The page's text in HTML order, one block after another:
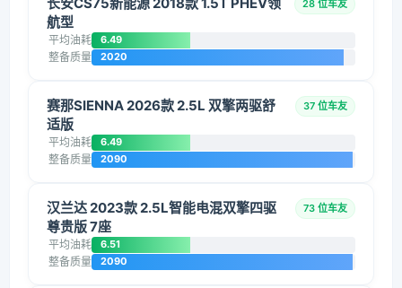
航型
28 位车友
平均油耗 6.49
整备质量 2020
赛那SIENNA 2026款 2.5L 双擎两驱舒
适版
37 位车友
平均油耗 6.49
整备质量 2090
汉兰达 2023款 2.5L智能电混双擎四驱
尊贵版 7座
73 位车友
平均油耗 6.51
整备质量 2090